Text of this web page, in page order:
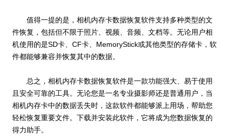
值得一提的是，相机内存卡数据恢复软件支持多种类型的文
件恢复，包括但不限于照片、视频、音频、文档等。无论用户相
机使用的是SD卡、CF卡、MemoryStick或其他类型的存储卡，软
件都能够兼容并恢复其中的数据。
总之，相机内存卡数据恢复软件是一款功能强大、易于使用
且安全可靠的工具。无论您是一名专业摄影师还是普通用户，当
相机内存卡中的数据丢失时，这款软件都能够派上用场，帮助您
轻松恢复重要文件。下载并安装此软件，它将成为您数据恢复的
得力助手。